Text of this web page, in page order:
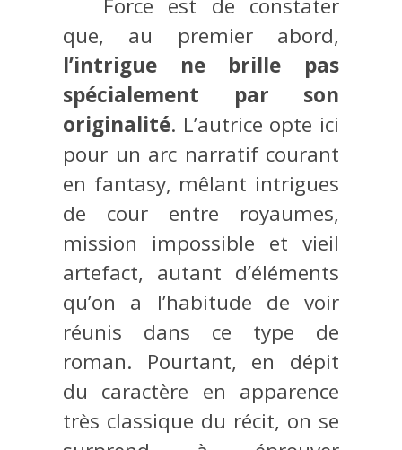
Force est de constater
que, au premier abord,
l’intrigue ne brille pas
spécialement par son
originalité. L’autrice opte ici
pour un arc narratif courant
en fantasy, mêlant intrigues
de cour entre royaumes,
mission impossible et vieil
artefact, autant d’éléments
qu’on a l’habitude de voir
réunis dans ce type de
roman. Pourtant, en dépit
du caractère en apparence
très classique du récit, on se